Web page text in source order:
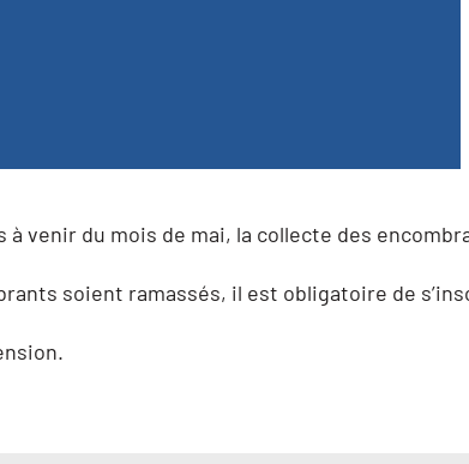
à venir du mois de mai, la collecte des
soient ramassés, il est obligatoire de